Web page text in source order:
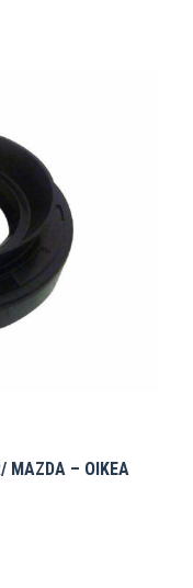
MAZDA – OIKEA